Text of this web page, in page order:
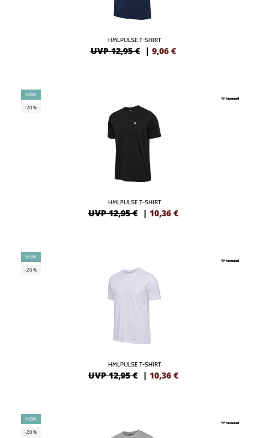
HMLPULSE T-SHIRT
UVP 12,95 € | 9,06 €
NEW
-20%
HMLPULSE T-SHIRT
UVP 12,95 € | 10,36 €
NEW
-20%
HMLPULSE T-SHIRT
UVP 12,95 € | 10,36 €
NEW
-20%